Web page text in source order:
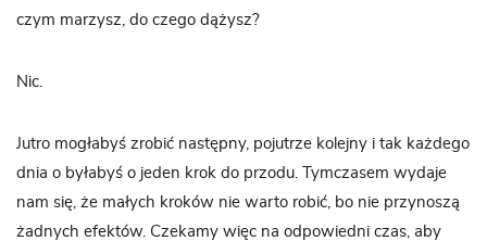
czym marzysz, do czego dążysz?
Nic.
Jutro mogłabyś zrobić następny, pojutrze kolejny i tak każdego
dnia o byłabyś o jeden krok do przodu. Tymczasem wydaje
nam się, że małych kroków nie warto robić, bo nie przynoszą
żadnych efektów. Czekamy więc na odpowiedni czas, aby